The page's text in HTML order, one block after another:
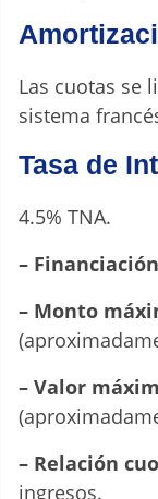
Las cuotas se
sistema
Tasa de
4.5% TNA.
–
– Monto
– Valor
– Relación
ingresos.